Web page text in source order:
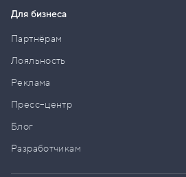
Для бизнеса
Партнёрам
Лояльность
Реклама
Пресс–центр
Блог
Разработчикам